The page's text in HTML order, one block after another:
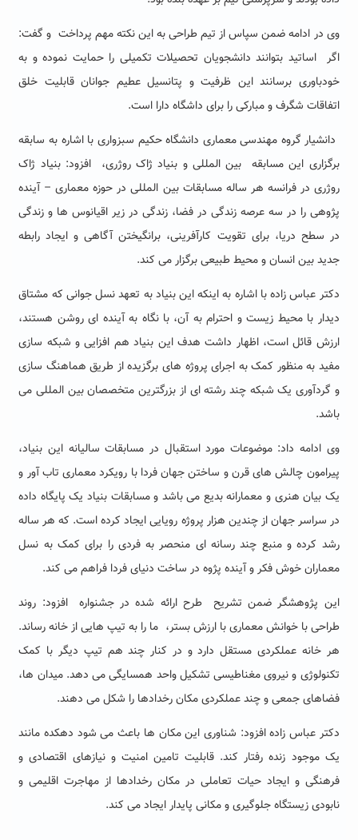
وی در ادامه ضمن سپاس از تیم طراحی به این نکته مهم پرداخت و گفت:
اگر اساتید بتوانند دانشجویان تحصیلات تکمیلی را حمایت نموده و به
خودباوری برسانند این ظرفیت و پتانسیل عطیم جوانان قابلیت خلق
اتفاقات شگرف و مبارکی را برای داشگاه دارا است.
دانشیار گروه مهندسی معماری دانشگاه حکیم سبزواری با اشاره به سابقه
برگزاری این مسابقه بین المللی و بنیاد ژاک روژری، افزود: بنیاد ژاک
روژری در فرانسه هر ساله مسابقات بین المللی در حوزه معماری – آینده
پژوهی را در سه عرصه زندگی در فضا، زندگی در زیر اقیانوس ها و زندگی
در سطح دریا، برای تقویت کارآفرینی، برانگیختن آگاهی و ایجاد رابطه
جدید بین انسان و محیط طبیعی برگزار می کند.
دکتر عباس زاده با اشاره به اینکه این بنیاد به تعهد نسل جوانی که مشتاق
دیدار با محیط‌ زیست و احترام به آن، با نگاه به آینده ای روشن هستند،
ارزش قائل است، اظهار داشت هدف این بنیاد هم افزایی و شبکه سازی
مفید به منظور کمک به اجرای پروژه های برگزیده از طریق هماهنگ سازی
و گردآوری یک شبکه چند رشته ای از بزرگترین متخصصان بین المللی می
باشد.
وی ادامه داد: موضوعات مورد استقبال در مسابقات سالیانه این بنیاد،
پیرامون چالش های قرن و ساختن جهان فردا با رویکرد معماری تاب آور و
یک بیان هنری و معمارانه بدیع می باشد و مسابقات بنیاد یک پایگاه داده
در سراسر جهان از چندین هزار پروژه رویایی ایجاد کرده است. که هر ساله
رشد کرده و منبع چند رسانه ای منحصر به فردی را برای کمک به نسل
معماران خوش فکر و آینده پژوه در ساخت دنیای فردا فراهم می کند.
این پژوهشگر ضمن تشریح طرح ارائه شده در جشنواره افزود: روند
طراحی با خوانش معماری با ارزش بستر، ما را به تیپ هایی از خانه رساند.
هر خانه عملکردی مستقل دارد و در کنار چند هم تیپ دیگر با کمک
تکنولوژی و نیروی مغناطیسی تشکیل واحد همسایگی می دهد. میدان ها،
فضاهای جمعی و چند عملکردی مکان رخدادها را شکل می دهند.
دکتر عباس زاده افزود: شناوری این مکان ها باعث می شود دهکده مانند
یک موجود زنده رفتار کند. قابلیت تامین امنیت و نیازهای اقتصادی و
فرهنگی و ایجاد حیات تعاملی در مکان رخدادها از مهاجرت اقلیمی و
نابودی زیستگاه جلوگیری و مکانی پایدار ایجاد می کند.